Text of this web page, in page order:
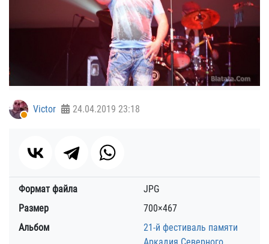
Victor 24.04.2019 23:18
Формат файла
JPG
Размер
700×467
Альбом
21-й фестиваль памяти
Аркадия Северного